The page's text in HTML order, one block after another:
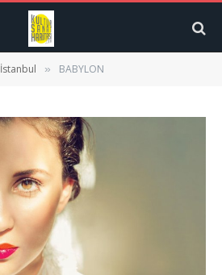
İstanbul » BABYLON